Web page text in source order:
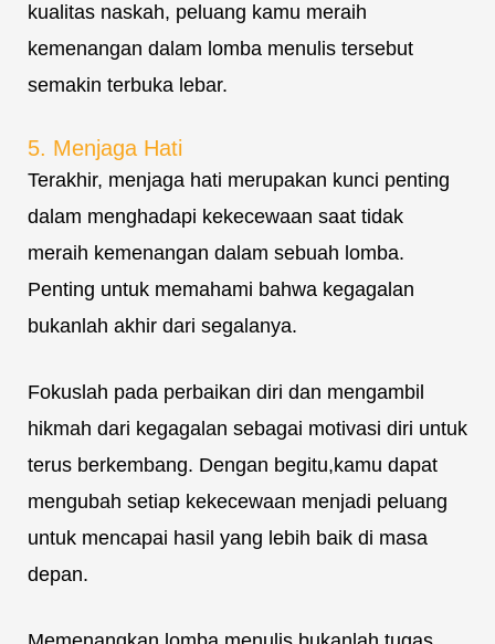
kualitas naskah, peluang kamu meraih
kemenangan dalam lomba menulis tersebut
semakin terbuka lebar.
5. Menjaga Hati
Terakhir, menjaga hati merupakan kunci penting
dalam menghadapi kekecewaan saat tidak
meraih kemenangan dalam sebuah lomba.
Penting untuk memahami bahwa kegagalan
bukanlah akhir dari segalanya.
Fokuslah pada perbaikan diri dan mengambil
hikmah dari kegagalan sebagai motivasi diri untuk
terus berkembang. Dengan begitu,kamu dapat
mengubah setiap kekecewaan menjadi peluang
untuk mencapai hasil yang lebih baik di masa
depan.